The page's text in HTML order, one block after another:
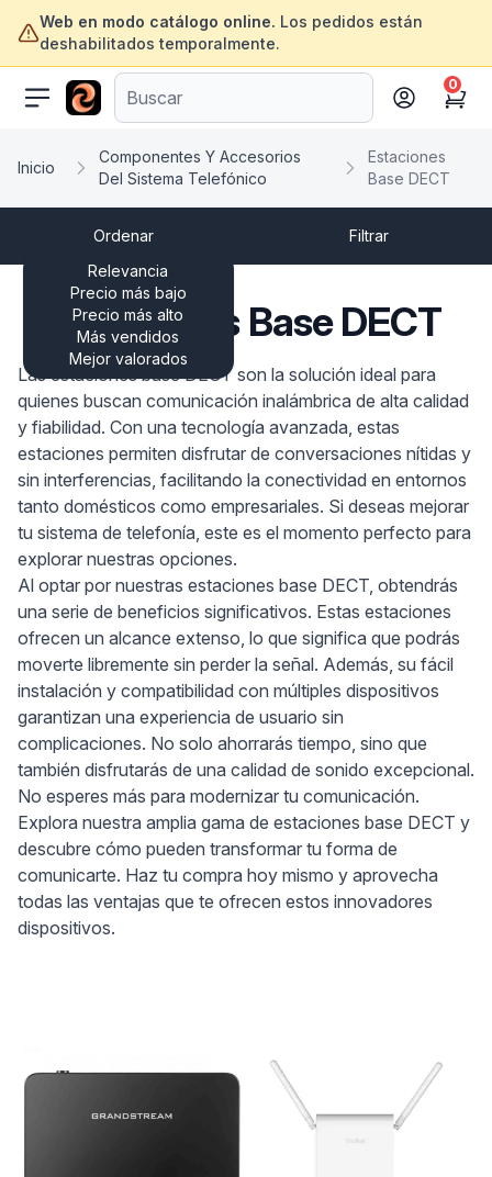
Web en modo catálogo online. Los pedidos están
deshabilitados temporalmente.
ofertasinformatica.com
Cart
0
Inicio
Componentes Y Accesorios
Del Sistema Telefónico
Estaciones
Base DECT
Ordenar
Relevancia
Precio más bajo
Precio más alto
Más vendidos
Mejor valorados
Filtrar
Estaciones Base DECT
Las estaciones base DECT son la solución ideal para
quienes buscan comunicación inalámbrica de alta calidad
y fiabilidad. Con una tecnología avanzada, estas
estaciones permiten disfrutar de conversaciones nítidas y
sin interferencias, facilitando la conectividad en entornos
tanto domésticos como empresariales. Si deseas mejorar
tu sistema de telefonía, este es el momento perfecto para
explorar nuestras opciones.
Al optar por nuestras estaciones base DECT, obtendrás
una serie de beneficios significativos. Estas estaciones
ofrecen un alcance extenso, lo que significa que podrás
moverte libremente sin perder la señal. Además, su fácil
instalación y compatibilidad con múltiples dispositivos
garantizan una experiencia de usuario sin
complicaciones. No solo ahorrarás tiempo, sino que
también disfrutarás de una calidad de sonido excepcional.
No esperes más para modernizar tu comunicación.
Explora nuestra amplia gama de estaciones base DECT y
descubre cómo pueden transformar tu forma de
comunicarte. Haz tu compra hoy mismo y aprovecha
todas las ventajas que te ofrecen estos innovadores
dispositivos.